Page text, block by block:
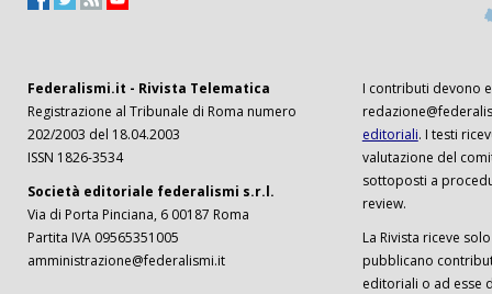
Federalismi.it - Rivista Telematica
Registrazione al Tribunale di Roma numero
202/2003 del 18.04.2003
ISSN 1826-3534
Società editoriale federalismi s.r.l.
Via di Porta Pinciana, 6 00187 Roma
Partita IVA 09565351005
amministrazione@federalismi.it
I contributi devono
editoriali. I testi
valutazione del
sottoposti a
review.
La Rivista riceve
pubblicano
editoriali o ad esse